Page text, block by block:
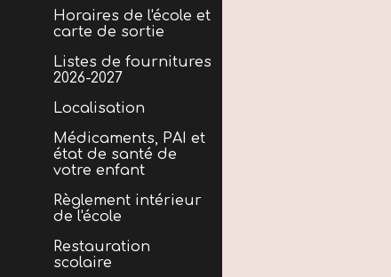
Horaires de l'école et
carte de sortie
Listes de fournitures
2026-2027
Localisation
Médicaments, PAI et
état de santé de
votre enfant
Règlement intérieur
de l'école
Restauration
scolaire